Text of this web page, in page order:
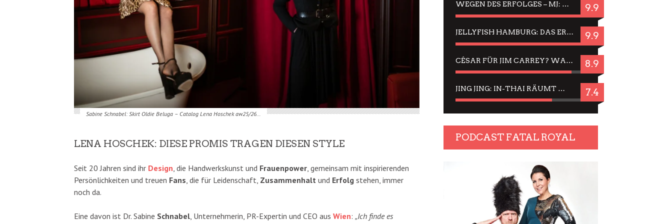
Sabine Schnabel: Skirt Oldie Beluga – Catalog Lena Hoschek aw25/26…
LENA HOSCHEK: DIESE PROMIS TRAGEN DIESEN STYLE
Seit 20 Jahren sind ihr Design , die Handwerkskunst und Frauenpower , gemeinsam mit inspirierenden
Persönlichkeiten und treuen Fans , die für Leidenschaft, Zusammenhalt und Erfolg stehen, immer
noch da.
Eine davon ist Dr. Sabine Schnabel , Unternehmerin, PR-Expertin und CEO aus Wien: „Ich finde es
WEGEN DES ERFOLGES – MJ: MICHAEL JACKSON MUSICAL IN EINER MATINEE SEHEN 9.9
JELLYFISH HAMBURG: DAS ERFOLGREICHE SOMMER-MENÜ 2025 IN GEFÜHLEN UND BILDERN 9.9
CÉSAR FÜR JIM CARREY? WARUM DAS EINER DER NERVIGSTEN ACTORS IST UND BLEIBT 8.9
JING JING: IN-THAI RÄUMT WIEDER TITEL AB – EIN ZWEI-STUNDEN-ERLEBNISBERICHT 7.4
PODCAST FATAL ROYAL